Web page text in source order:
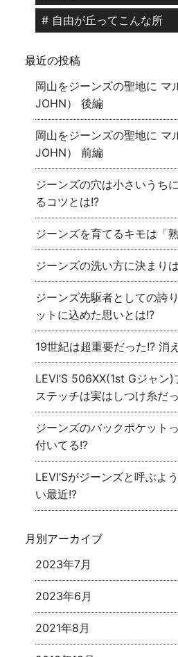
# 自由が丘ってこんな所
最近の投稿
岡山をジーンズの聖地に マ
JOHN） 後編
岡山をジーンズの聖地に マ
JOHN） 前編
ジーンズの穴は小さいうち
るコツとは!?
ジーンズを育てるキモは「
ジーンズの洗い方に決まり
ジーンズ先駆者としての誇
ットに込めた思いとは!?
19世紀は超重要だった!? 消
LEVI’S 506XX(1st Gジャン
ステッチは実はしつけ糸だ
ジーンズのバックポケット
付いてる!?
LEVI’Sがジーンズと呼ぶよ
い最近!?
月別アーカイブ
2023年7月
2023年6月
2021年8月